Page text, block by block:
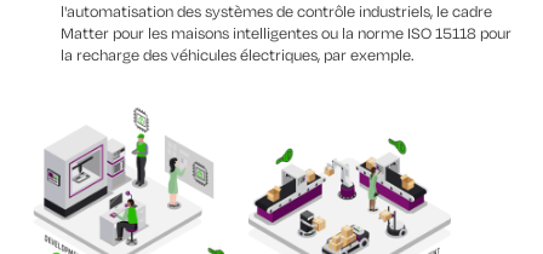
l'automatisation des systèmes de contrôle industriels, le cadre
Matter pour les maisons intelligentes ou la norme ISO 15118 pour
la recharge des véhicules électriques, par exemple.